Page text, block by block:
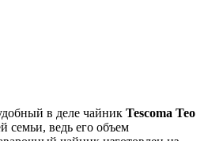
в деле чайник Tescoma Teo
семьи, ведь его объем